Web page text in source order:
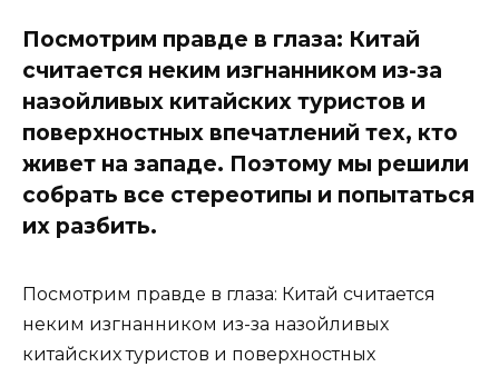
Посмотрим правде в глаза: Китай
считается неким изгнанником из-за
назойливых китайских туристов и
поверхностных впечатлений тех, кто
живет на западе. Поэтому мы решили
собрать все стереотипы и попытаться
их разбить.
Посмотрим правде в глаза: Китай считается
неким изгнанником из-за назойливых
китайских туристов и поверхностных